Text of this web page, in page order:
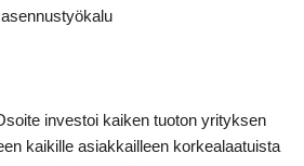
investoi kaiken tuoton yrityksen
kaikille asiakkailleen korkealaatuista